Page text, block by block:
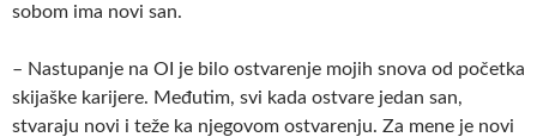
sobom ima novi san.
– Nastupanje na OI je bilo ostvarenje mojih snova od početka
skijaške karijere. Međutim, svi kada ostvare jedan san,
stvaraju novi i teže ka njegovom ostvarenju. Za mene je novi